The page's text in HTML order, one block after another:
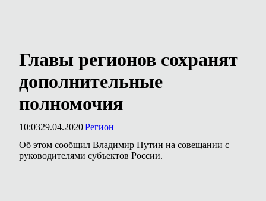
Главы регионов сохранят
дополнительные
полномочия
10:0329.04.2020|Регион
Об этом сообщил Владимир Путин на совещании с
руководителями субъектов России.